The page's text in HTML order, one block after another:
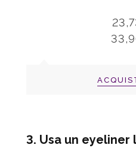
3. Usa un eyeliner